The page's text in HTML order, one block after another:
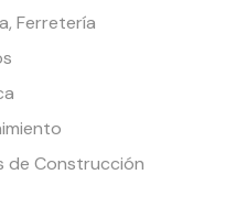
Ferretería
de Construcción